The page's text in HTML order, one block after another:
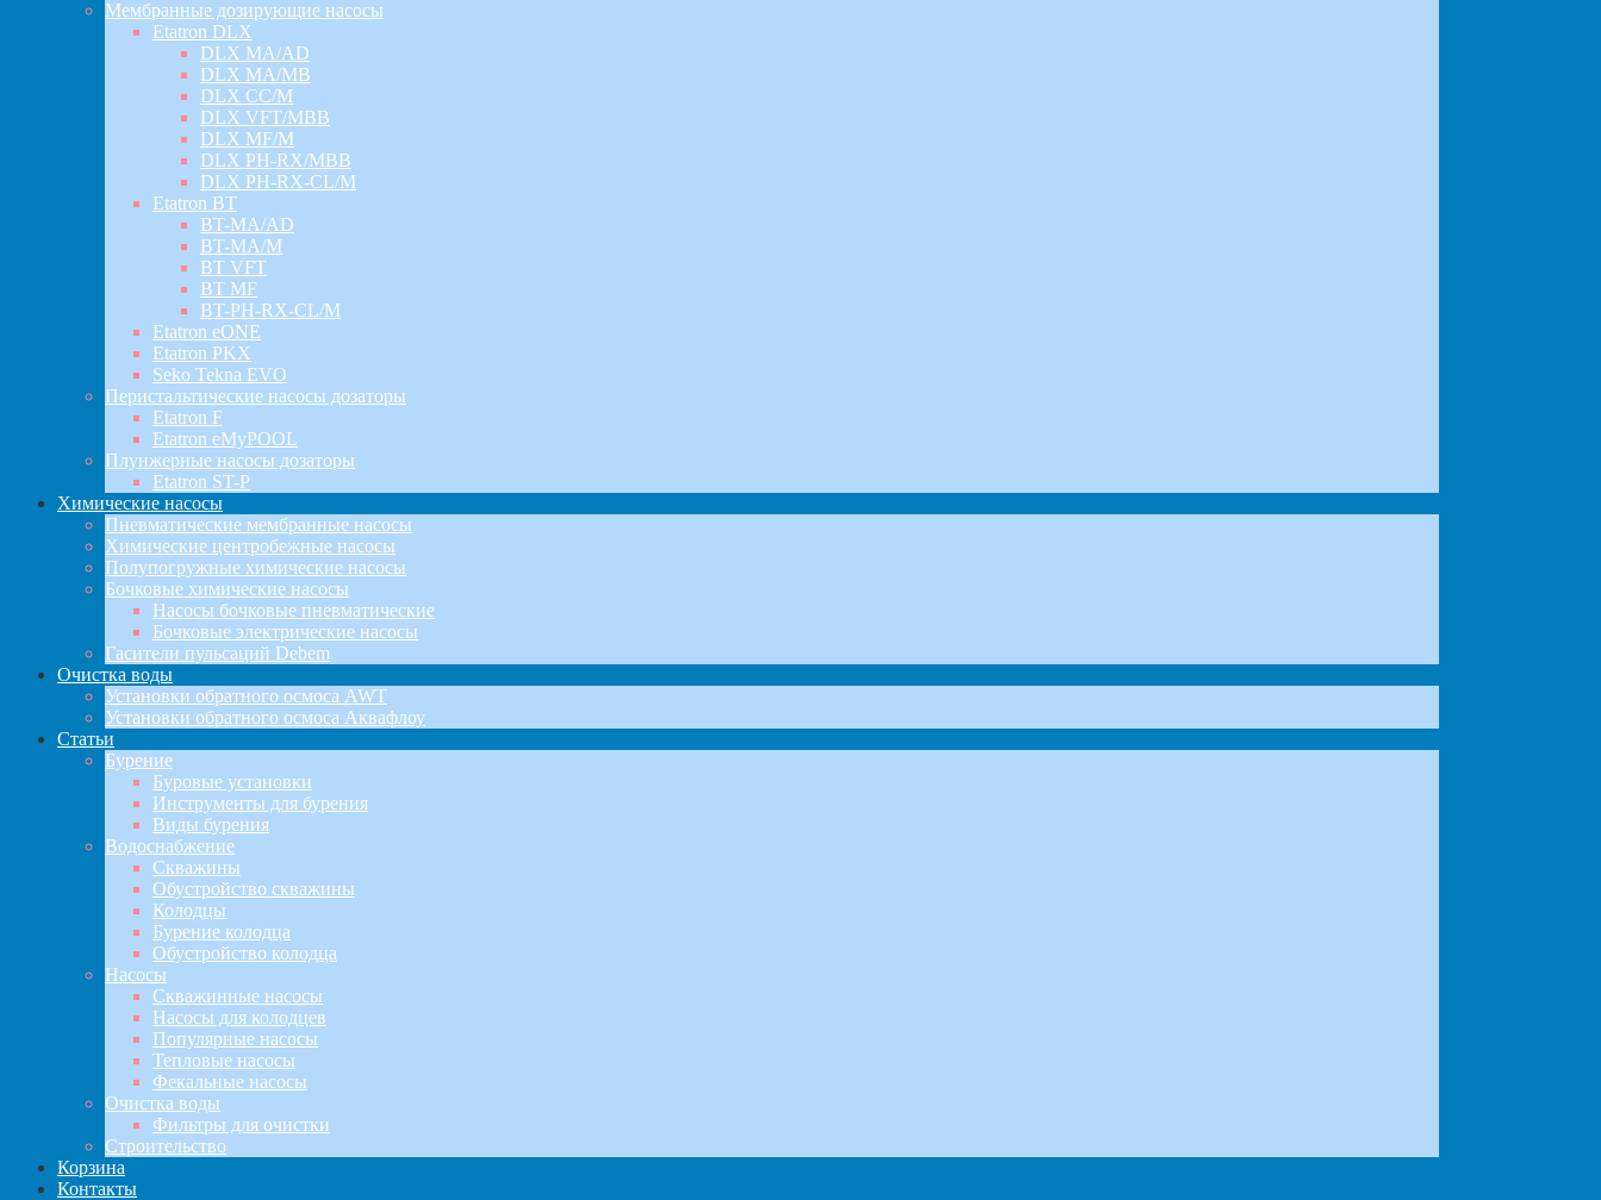
Мембранные дозирующие насосы
Etatron DLX
DLX MA/AD
DLX MA/MB
DLX CC/M
DLX VFT/MBB
DLX MF/M
DLX PH-RX/MBB
DLX PH-RX-CL/M
Etatron BT
BT-MA/AD
BT-MA/M
BT VFT
BT MF
BT-PH-RX-CL/M
Etatron eONE
Etatron PKX
Seko Tekna EVO
Перистальтические насосы дозаторы
Etatron F
Etatron eMyPOOL
Плунжерные насосы дозаторы
Etatron ST-P
Химические насосы
Пневматические мембранные насосы
Химические центробежные насосы
Полупогружные химические насосы
Бочковые химические насосы
Насосы бочковые пневматические
Бочковые электрические насосы
Гасители пульсаций Debem
Очистка воды
Установки обратного осмоса AWT
Установки обратного осмоса Аквафлоу
Статьи
Бурение
Буровые установки
Инструменты для бурения
Виды бурения
Водоснабжение
Скважины
Обустройство скважины
Колодцы
Бурение колодца
Обустройство колодца
Насосы
Скважинные насосы
Насосы для колодцев
Популярные насосы
Тепловые насосы
Фекальные насосы
Очистка воды
Фильтры для очистки
Строительство
Корзина
Контакты